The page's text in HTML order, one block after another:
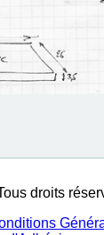
droits